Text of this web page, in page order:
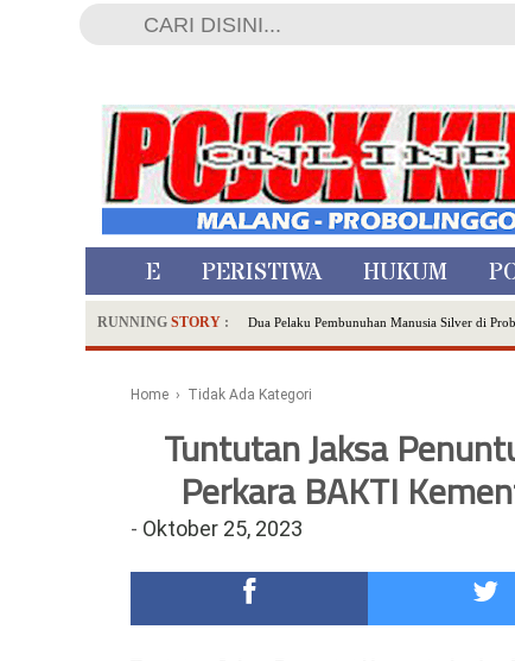
HOME PERISTIWA HUKUM
RUNNING STORY : Dua Pelaku Pembunuhan Manusia Silver di
SDN Sumberejo 02 Kota Batu Kembangkan
Polsek Wonoasih Perkuat Ketahanan Pangan
RILIS RAPAT PLENO TERBUKA
Tugu Tirta Usung 'Smart Water City' di
Meriah,Peringati Hari Bhayangkara ke-
Healing-Healing Ke-Malang Batu Jangan Lupa
Home › Tidak Ada Kategori
Tuntutan Jaksa
Perkara BAKTI
- Oktober 25, 2023